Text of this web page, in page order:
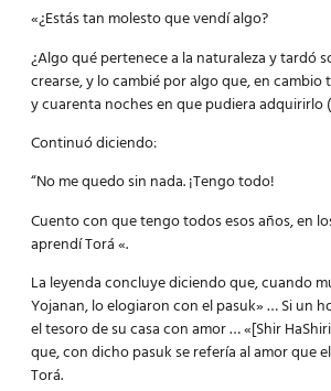
«¿Estás tan molesto que vendí algo?
¿Algo qué pertenece a la naturaleza y tardó
crearse, y lo cambié por algo que, en
y cuarenta noches en que pudiera adquirirlo
Continuó diciendo:
“No me quedo sin nada. ¡Tengo todo!
Cuento con que tengo todos esos años, en
aprendí Torá «.
La leyenda concluye diciendo que, cuando
Yojanan, lo elogiaron con el pasuk» … Si un
el tesoro de su casa con amor … «[Shir
que, con dicho pasuk se refería al amor que
Torá.